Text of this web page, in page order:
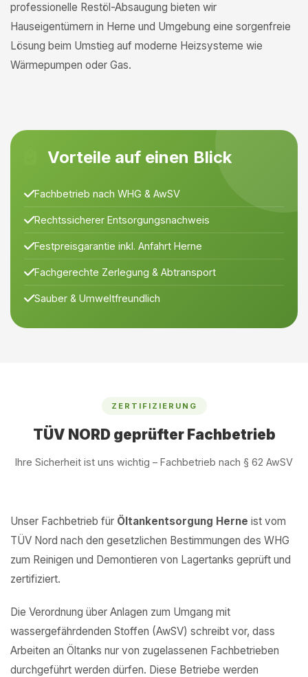
professionelle Restöl-Absaugung bieten wir
Hauseigentümern in Herne und Umgebung eine sorgenfreie
Lösung beim Umstieg auf moderne Heizsysteme wie
Wärmepumpen oder Gas.
Vorteile auf einen Blick
Fachbetrieb nach WHG & AwSV
Rechtssicherer Entsorgungsnachweis
Festpreisgarantie inkl. Anfahrt Herne
Fachgerechte Zerlegung & Abtransport
Sauber & Umweltfreundlich
ZERTIFIZIERUNG
TÜV NORD geprüfter Fachbetrieb
Ihre Sicherheit ist uns wichtig – Fachbetrieb nach § 62 AwSV
Unser Fachbetrieb für Öltankentsorgung Herne ist vom
TÜV Nord nach den gesetzlichen Bestimmungen des WHG
zum Reinigen und Demontieren von Lagertanks geprüft und
zertifiziert.
Die Verordnung über Anlagen zum Umgang mit
wassergefährdenden Stoffen (AwSV) schreibt vor, dass
Arbeiten an Öltanks nur von zugelassenen Fachbetrieben
durchgeführt werden dürfen. Diese Betriebe werden